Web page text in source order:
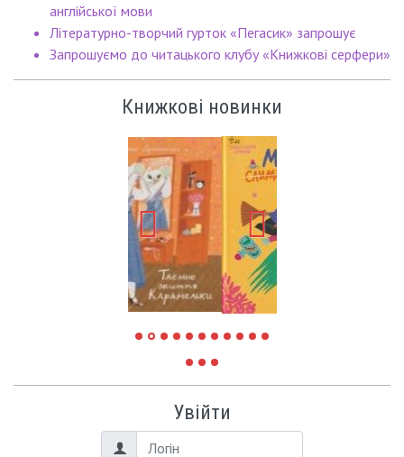
англійської мови
Літературно-творчий гурток «Пегасик» запрошує
Запрошуємо до читацького клубу «Книжкові серфери»
Книжкові новинки
Увійти